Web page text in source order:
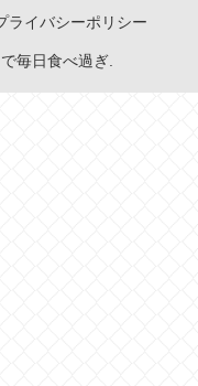
ライバシーポリシー
毎日食べ過ぎ.